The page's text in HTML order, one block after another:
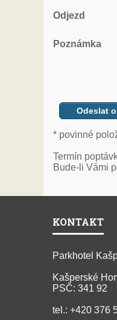
Odjezd
Poznámka
* povinné
Termín
Bude-li Vámi
KONTAKT
Parkhotel
Kašperské
PSČ: 341 92
tel.: +420 376